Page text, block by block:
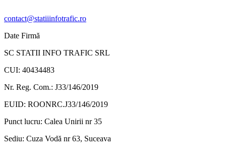
contact@statiiinfotrafic.ro
Date Firmă
SC STATII INFO TRAFIC SRL
CUI: 40434483
Nr. Reg. Com.: J33/146/2019
EUID: ROONRC.J33/146/2019
Punct lucru: Calea Unirii nr 35
Sediu: Cuza Vodă nr 63, Suceava